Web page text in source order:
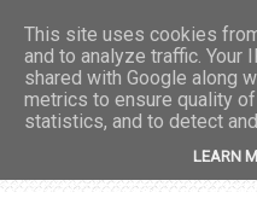
This site uses cookies
and to analyze traffic. Your
shared with Google along
metrics to ensure quality
statistics, and to detect
LEARN